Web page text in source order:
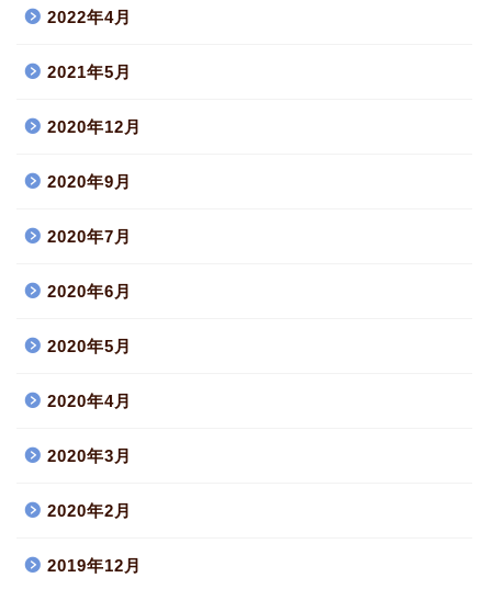
2022年4月
2021年5月
2020年12月
2020年9月
2020年7月
2020年6月
2020年5月
2020年4月
2020年3月
2020年2月
2019年12月